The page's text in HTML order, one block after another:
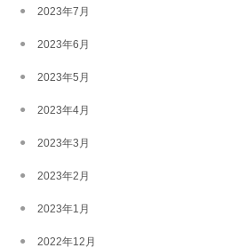
2023年7月
2023年6月
2023年5月
2023年4月
2023年3月
2023年2月
2023年1月
2022年12月